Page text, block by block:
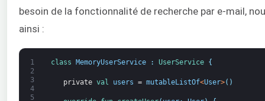
besoin de la fonctionnalité de recherche par e-mail,
ainsi :
1
2
3
4
5
class MemoryUserService : UserService {
private val users = mutableListOf<User>( )